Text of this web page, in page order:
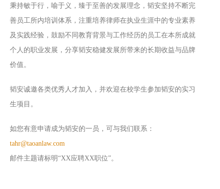
秉持敏于行，喻于义，臻于至善的发展理念，韬安坚持不断完
善员工所内培训体系，注重培养律师在执业生涯中的专业素养
及实践经验，鼓励不同教育背景与工作经历的员工在本所成就
个人的职业发展，分享韬安稳健发展所带来的长期收益与品牌
价值。
韬安诚邀各类优秀人才加入，并欢迎在校学生参加韬安的实习
生项目。
如您有意申请成为韬安的一员，可与我们联系：
tahr@taoanlaw.com
邮件主题请标明“XX应聘XX职位”。